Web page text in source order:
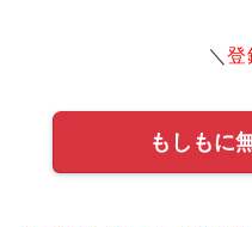
＼登
もしもに